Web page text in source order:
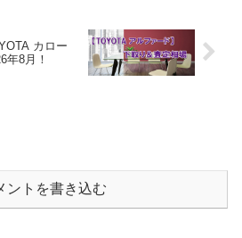
カロー
年8月！
ントを書き込む